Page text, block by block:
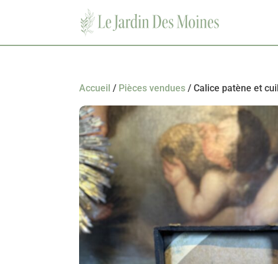
Accueil / Pièces vendues / Calice patène et